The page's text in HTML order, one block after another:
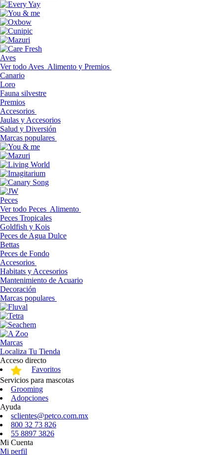
Aves
Ver todo Aves Alimento y Premios
Canario
Loro
Fauna silvestre
Premios
Accesorios
Jaulas y Accesorios
Salud y Diversión
Marcas populares
Peces
Ver todo Peces Alimento
Peces Tropicales
Goldfish y Kois
Peces de Agua Dulce
Bettas
Peces de Fondo
Accesorios
Habitats y Accesorios
Mantenimiento de Acuario
Decoración
Marcas populares
Marcas
Localiza Tu Tienda
Acceso directo
Favoritos
Servicios para mascotas
Grooming
Adopciones
Ayuda
sclientes@petco.com.mx
800 32 73 826
55 8897 3826
Mi Cuenta
Mi perfil